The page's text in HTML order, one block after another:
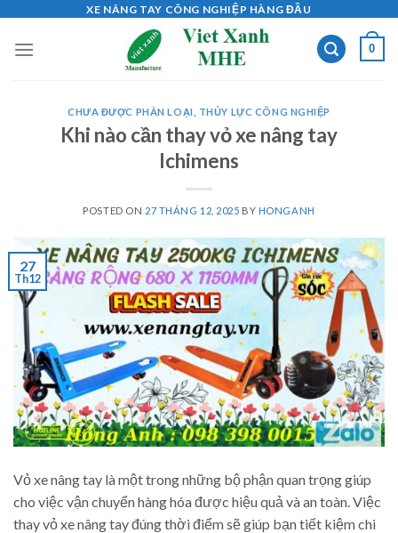
content
XE NÂNG TAY CÔNG NGHIỆP HÀNG ĐẦU
0
CHƯA ĐƯỢC PHÂN LOẠI THỦY LỰC CÔNG NGHIỆP
Khi nào cần thay vỏ xe nâng tay
Ichimens
POSTED ON 27 THÁNG 12, 2025 BY HONGANH
27
Th12
Vỏ xe nâng tay là một trong những bộ phận quan trọng giúp
cho việc vận chuyển hàng hóa được hiệu quả và an toàn. Việc
thay vỏ xe nâng tay đúng thời điểm sẽ giúp bạn tiết kiệm chi